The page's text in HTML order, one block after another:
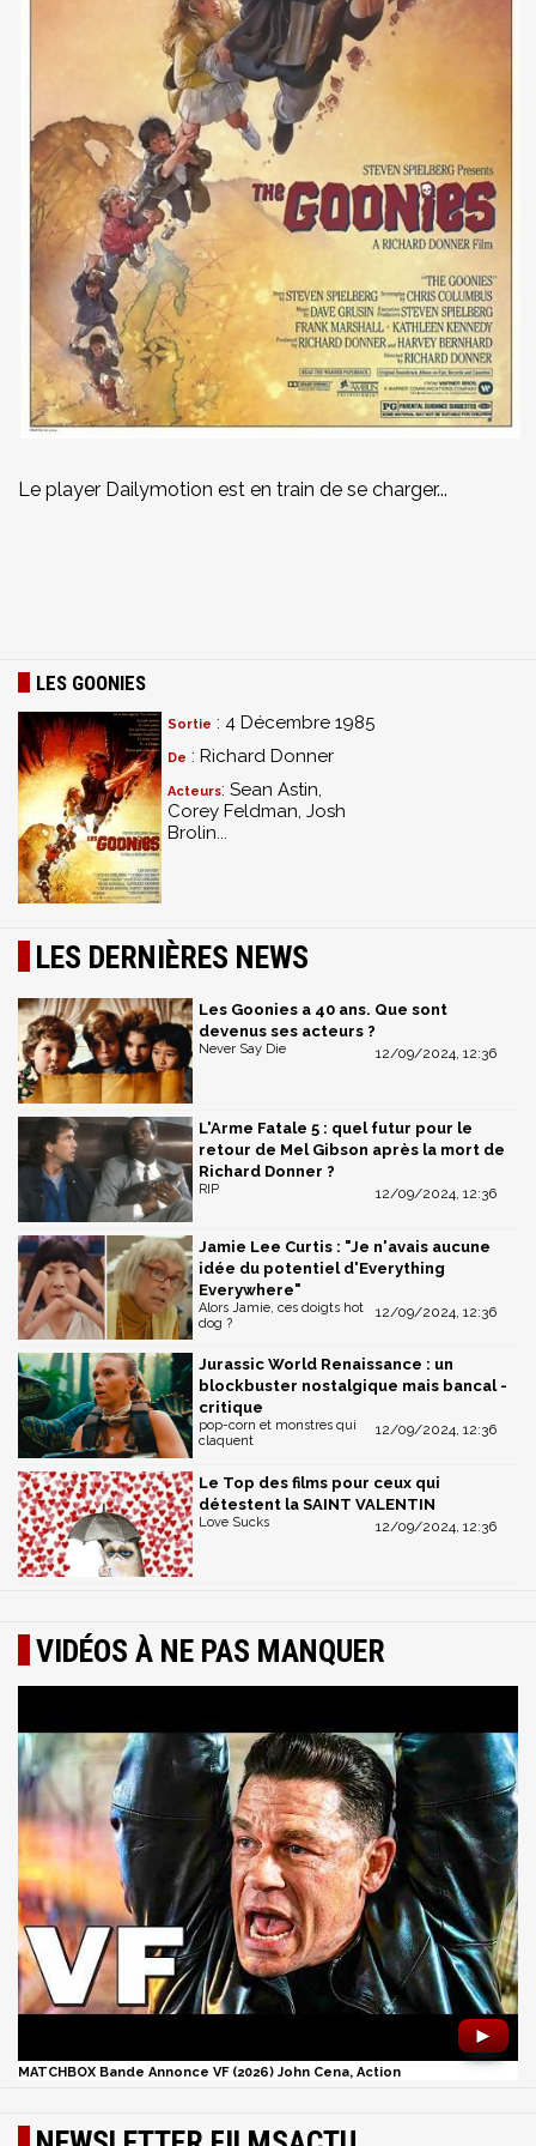
Le player Dailymotion est en train de se charger...
LES GOONIES
Sortie : 4 Décembre 1985
De : Richard Donner
Acteurs: Sean Astin,
Corey Feldman, Josh
Brolin...
LES DERNIÈRES NEWS
Les Goonies a 40 ans. Que sont
devenus ses acteurs ?
12/09/2024, 12:36
Never Say Die
L'Arme Fatale 5 : quel futur pour le
retour de Mel Gibson après la mort de
Richard Donner ?
12/09/2024, 12:36
RIP
Jamie Lee Curtis : "Je n'avais aucune
idée du potentiel d'Everything
Everywhere"
12/09/2024, 12:36
Alors Jamie, ces doigts hot
dog ?
Jurassic World Renaissance : un
blockbuster nostalgique mais bancal -
critique
12/09/2024, 12:36
pop-corn et monstres qui
claquent
Le Top des films pour ceux qui
détestent la SAINT VALENTIN
12/09/2024, 12:36
Love Sucks
VIDÉOS À NE PAS MANQUER
►
MATCHBOX Bande Annonce VF (2026) John Cena, Action